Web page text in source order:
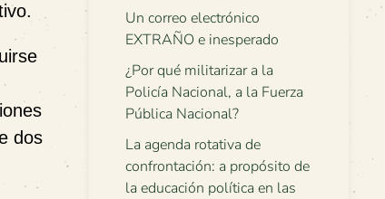
dos
Un correo electrónico
EXTRAÑO e inesperado
¿Por qué militarizar a la
Policía Nacional, a la Fuerza
Pública Nacional?
La agenda rotativa de
confrontación: a propósito de
la educación política en las